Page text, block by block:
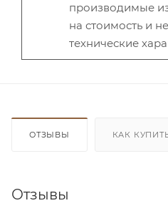
производимые
на стоимость и
технические
ОТЗЫВЫ КАК
Отзывы